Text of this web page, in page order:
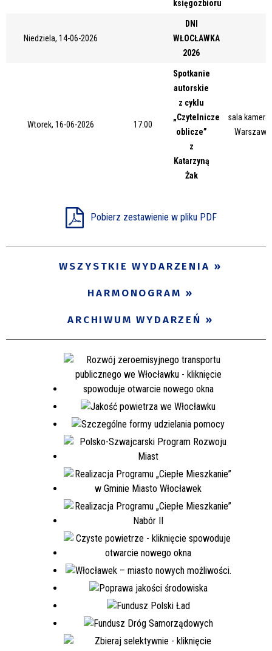
księgozbioru
Niedziela, 14-06-2026
DNI
WŁOCŁAWKA
2026
Wtorek, 16-06-2026 17:00
Spotkanie
autorskie
z cyklu
„Czytelnicze
oblicze”
z
Katarzyną
Żak
sala
Pobierz zestawienie w pliku PDF
WSZYSTKIE WYDARZENIA
HARMONOGRAM
ARCHIWUM WYDARZEŃ